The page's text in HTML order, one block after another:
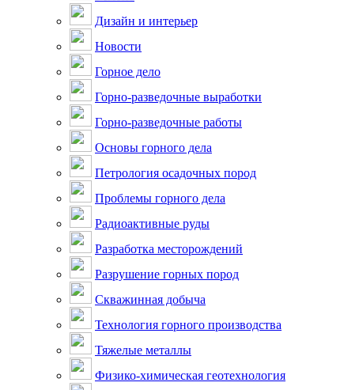
Дизайн и интерьер
Новости
Горное дело
Горно-разведочные выработки
Горно-разведочные работы
Основы горного дела
Петрология осадочных пород
Проблемы горного дела
Радиоактивные руды
Разработка месторождений
Разрушение горных пород
Скважинная добыча
Технология горного производства
Тяжелые металлы
Физико-химическая геотехнология